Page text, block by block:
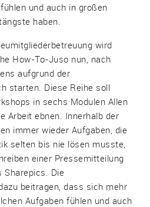
und auch in großen
haben.
wird
How-To-Juso nun, nach
aufgrund der
starten. Diese Reihe soll
in sechs Modulen Allen
Arbeit ebnen. Innerhalb der
immer wieder Aufgaben, die
selten bis nie lösen musste,
einer Pressemitteilung
Sharepics. Die
beitragen, dass sich mehr
Aufgaben fühlen und auch